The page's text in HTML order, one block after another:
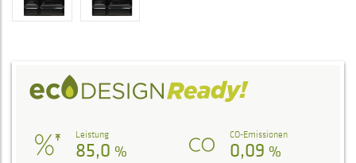
Leistung
85,0 %
CO-Emissionen
0,09 %